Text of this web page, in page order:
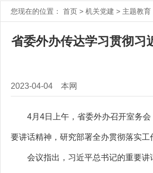
您现在的位置： 首页 > 机关党建 > 主题教育
省委外办传达学习贯彻习
2023-04-04 本网
4月4日上午，省委外办召开室务会
要讲话精神，研究部署全办贯彻落实工
会议指出，习近平总书记的重要讲